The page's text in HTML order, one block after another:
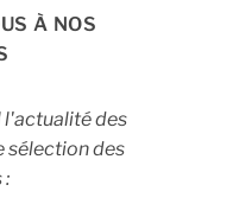
À NOS
l'actualité des
sélection des
: